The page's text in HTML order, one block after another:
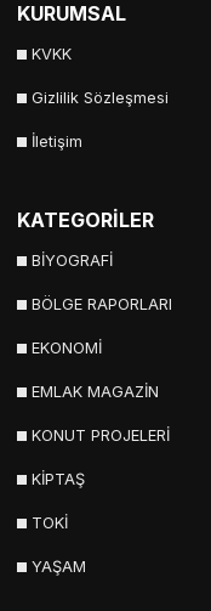
KURUMSAL
KVKK
Gizlilik Sözleşmesi
İletişim
KATEGORİLER
BİYOGRAFİ
BÖLGE RAPORLARI
EKONOMİ
EMLAK MAGAZİN
KONUT PROJELERİ
KİPTAŞ
TOKİ
YAŞAM